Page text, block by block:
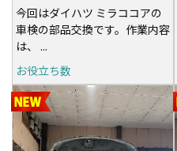
今回はダイハツ ミラココアの
車検の部品交換です。作業内容
は、 ...
お役立ち数